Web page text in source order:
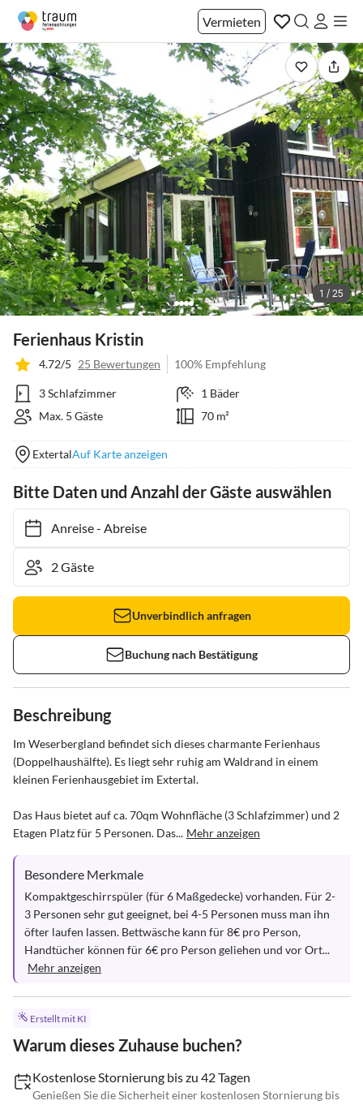
Vermieten
1 / 25
Ferienhaus Kristin
4.72/5 25 Bewertungen 100% Empfehlung
3 Schlafzimmer
1 Bäder
Max. 5 Gäste
70 m²
ExtertalAuf Karte anzeigen
Bitte Daten und Anzahl der Gäste auswählen
Anreise- Abreise
Unverbindlich anfragen
Buchung nach Bestätigung
Beschreibung
Im Weserbergland befindet sich dieses charmante Ferienhaus
(Doppelhaushälfte). Es liegt sehr ruhig am Waldrand in einem
kleinen Ferienhausgebiet im Extertal.
Das Haus bietet auf ca. 70qm Wohnfläche (3 Schlafzimmer) und 2
Etagen Platz für 5 Personen. Das... Mehr anzeigen
Besondere Merkmale
Kompaktgeschirrspüler (für 6 Maßgedecke) vorhanden. Für 2-
3 Personen sehr gut geeignet, bei 4-5 Personen muss man ihn
öfter laufen lassen. Bettwäsche kann für 8€ pro Person,
Handtücher können für 6€ pro Person geliehen und vor Ort...
Mehr anzeigen
Erstellt mit KI
Warum dieses Zuhause buchen?
Kostenlose Stornierung bis zu 42 Tagen
Genießen Sie die Sicherheit einer kostenlosen Stornierung bis